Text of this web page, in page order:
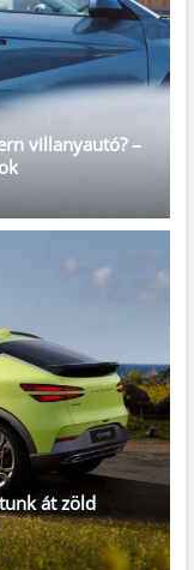
villanyautó? –
át zöld